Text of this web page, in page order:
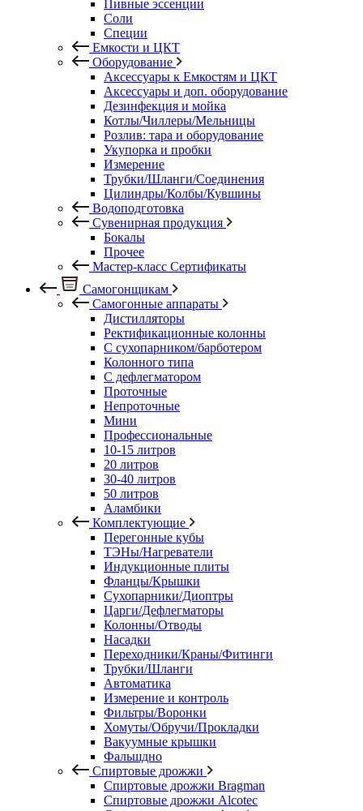
Пивные эссенции
Соли
Специи
Емкости и ЦКТ
Оборудование
Аксессуары к Емкостям и ЦКТ
Аксессуары и доп. оборудование
Дезинфекция и мойка
Котлы/Чиллеры/Мельницы
Розлив: тара и оборудование
Укупорка и пробки
Измерение
Трубки/Шланги/Соединения
Цилиндры/Колбы/Кувшины
Водоподготовка
Сувенирная продукция
Бокалы
Прочее
Мастер-класс Сертификаты
Самогонщикам
Самогонные аппараты
Дистилляторы
Ректификационные колонны
С сухопарником/барботером
Колонного типа
С дефлегматором
Проточные
Непроточные
Мини
Профессиональные
10-15 литров
20 литров
30-40 литров
50 литров
Аламбики
Комплектующие
Перегонные кубы
ТЭНы/Нагреватели
Индукционные плиты
Фланцы/Крышки
Сухопарники/Диоптры
Царги/Дефлегматоры
Колонны/Отводы
Насадки
Переходники/Краны/Фитинги
Трубки/Шланги
Автоматика
Измерение и контроль
Фильтры/Воронки
Хомуты/Обручи/Прокладки
Вакуумные крышки
Фальшдно
Спиртовые дрожжи
Спиртовые дрожжи Bragman
Спиртовые дрожжи Alcotec